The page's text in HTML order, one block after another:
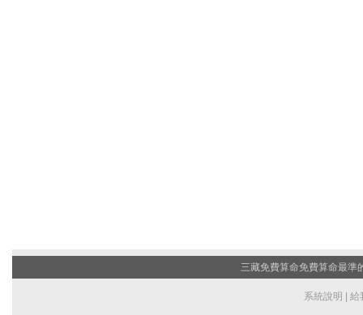
三藏免費算命免費算命最準
系統說明 給